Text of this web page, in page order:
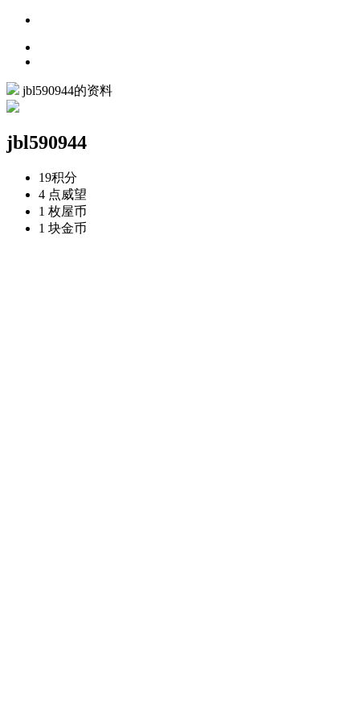
jbl590944的资料
jbl590944
19积分
4 点威望
1 枚屋币
1 块金币